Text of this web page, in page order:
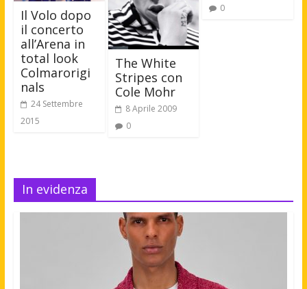
Il Volo dopo
il concerto
all’Arena in
total look
Colmarorigi
nals
24 Settembre
2015
The White
Stripes con
Cole Mohr
8 Aprile 2009
0
0
In evidenza